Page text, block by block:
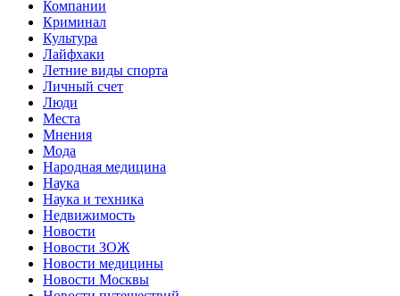
Компании
Криминал
Культура
Лайфхаки
Летние виды спорта
Личный счет
Люди
Места
Мнения
Мода
Народная медицина
Наука
Наука и техника
Недвижимость
Новости
Новости ЗОЖ
Новости медицины
Новости Москвы